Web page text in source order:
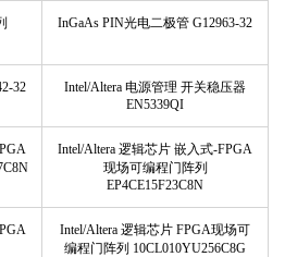
InGaAs PIN光电二极管 G12963-32
32
Intel/Altera 电源管理 开关稳压器
EN5339QI
Intel/Altera 逻辑芯片 嵌入式-FPGA
现场可编程门阵列
EP4CE15F23C8N
Intel/Altera 逻辑芯片 FPGA现场可
编程门阵列 10CL010YU256C8G